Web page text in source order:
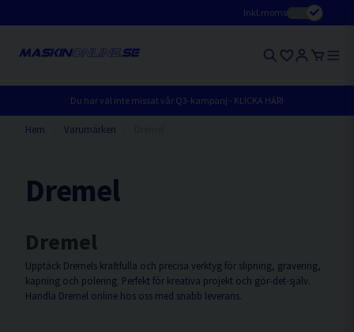
Inkl.moms
Du har väl inte missat vår Q3-kampanj - KLICKA HÄR!
Hem Varumärken
Dremel
Dremel
Upptäck Dremels kraftfulla och precisa verktyg för slipning, gravering,
kapning och polering. Perfekt för kreativa projekt och gör-det-själv.
Handla Dremel online hos oss med snabb leverans.